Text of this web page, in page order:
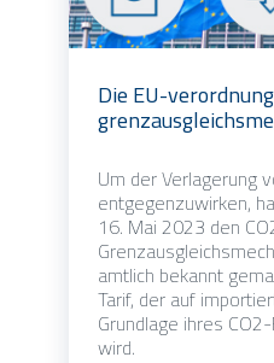
Die EU-
Um der Verlagerung
entgegenzuwirken,
16. Mai 2023 den
amtlich bekannt
Tarif, der auf
Grundlage ihres
wird.